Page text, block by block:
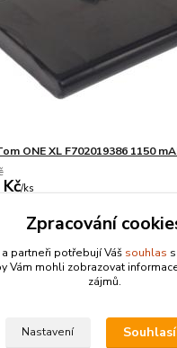
ONE XL F702019386 1150
/ks
Přidat do košíku
strana z 1
Zpracování
partneři potřebují Váš souhlas
Vám mohli zobrazovat
zájmů.
Nastavení